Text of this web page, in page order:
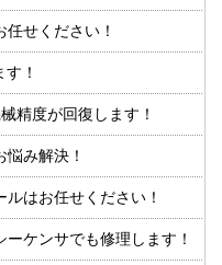
せください！
！
精度が回復します！
み解決！
はお任せください！
ケンサでも修理します！